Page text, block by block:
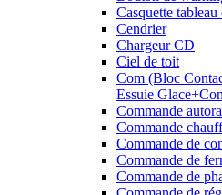
Casquette tableau
Cendrier
Chargeur CD
Ciel de toit
Com (Bloc
Essuie
Commande
Commande
Commande de
Commande de
Commande de